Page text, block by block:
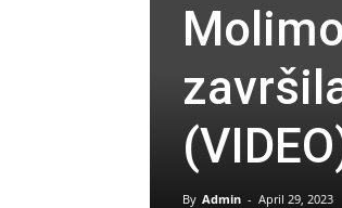
By Admin - April 29, 2023